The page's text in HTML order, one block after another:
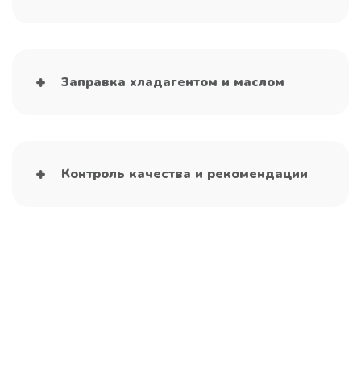
Заправка хладагентом и маслом
Контроль качества и рекомендации